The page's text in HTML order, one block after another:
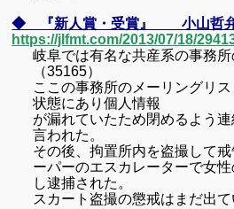
◆ 『新人賞・受賞』 小山哲
https://jlfmt.com/2013/07/18/
岐阜では有名な共産系の事務所
（35165）
ここの事務所のメーリングリ
状態にあり個人情報
が漏れていたため閉めるよう
言われた。
その後、拘置所内を盗撮して
ーパーのエスカレーターで女
し逮捕された。
スカート盗撮の懲戒はまだ出て